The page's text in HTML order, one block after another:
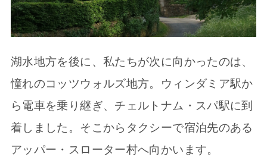
湖水地方を後に、私たちが次に向かったのは、
憧れのコッツウォルズ地方。ウィンダミア駅か
ら電車を乗り継ぎ、チェルトナム・スパ駅に到
着しました。そこからタクシーで宿泊先のある
アッパー・スローター村へ向かいます。